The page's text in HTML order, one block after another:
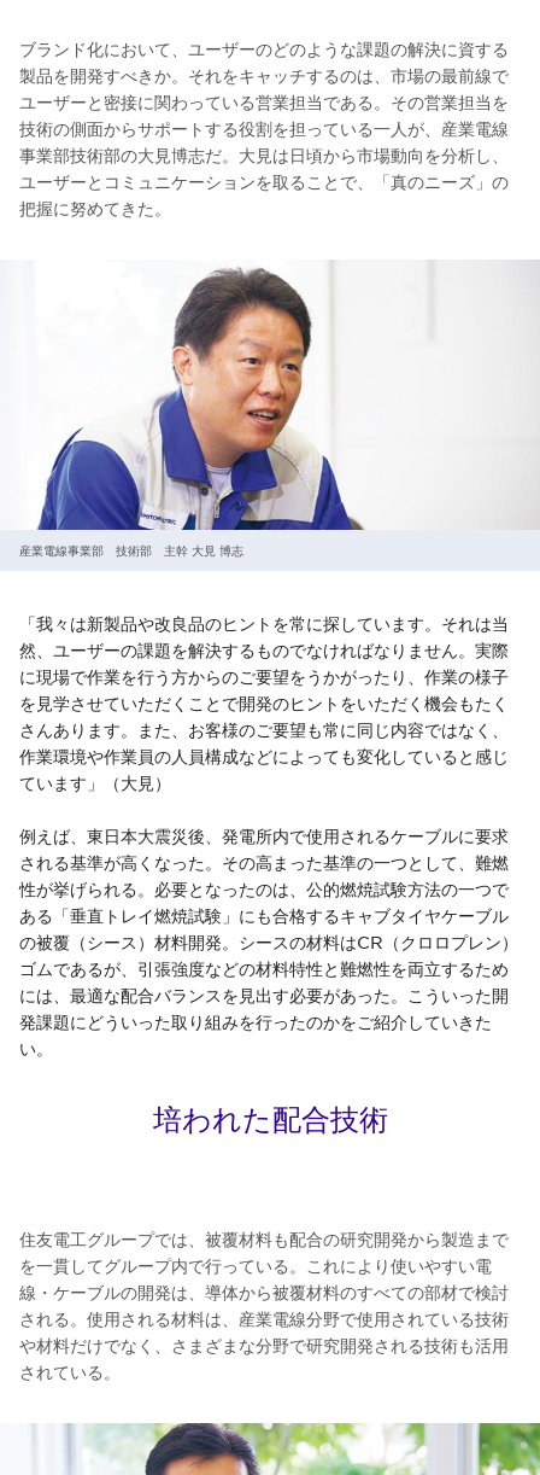
ブランド化において、ユーザーのどのような課題の解決に資する
製品を開発すべきか。それをキャッチするのは、市場の最前線で
ユーザーと密接に関わっている営業担当である。その営業担当を
技術の側面からサポートする役割を担っている一人が、産業電線
事業部技術部の大見博志だ。大見は日頃から市場動向を分析し、
ユーザーとコミュニケーションを取ることで、「真のニーズ」の
把握に努めてきた。
産業電線事業部 技術部 主幹 大見 博志
「我々は新製品や改良品のヒントを常に探しています。それは当
然、ユーザーの課題を解決するものでなければなりません。実際
に現場で作業を行う方からのご要望をうかがったり、作業の様子
を見学させていただくことで開発のヒントをいただく機会もたく
さんあります。また、お客様のご要望も常に同じ内容ではなく、
作業環境や作業員の人員構成などによっても変化していると感じ
ています」（大見）
例えば、東日本大震災後、発電所内で使用されるケーブルに要求
される基準が高くなった。その高まった基準の一つとして、難燃
性が挙げられる。必要となったのは、公的燃焼試験方法の一つで
ある「垂直トレイ燃焼試験」にも合格するキャブタイヤケーブル
の被覆（シース）材料開発。シースの材料はCR（クロロプレン）
ゴムであるが、引張強度などの材料特性と難燃性を両立するため
には、最適な配合バランスを見出す必要があった。こういった開
発課題にどういった取り組みを行ったのかをご紹介していきた
い。
培われた配合技術
住友電工グループでは、被覆材料も配合の研究開発から製造まで
を一貫してグループ内で行っている。これにより使いやすい電
線・ケーブルの開発は、導体から被覆材料のすべての部材で検討
される。使用される材料は、産業電線分野で使用されている技術
や材料だけでなく、さまざまな分野で研究開発される技術も活用
されている。